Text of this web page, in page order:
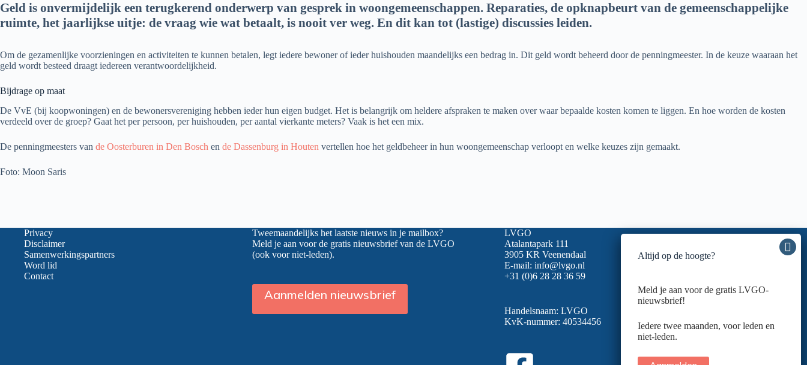
Geld is onvermijdelijk een terugkerend onderwerp van gesprek in woongemeenschappen. Reparaties, de opknapbeurt van de gemeenschappelijke
ruimte, het jaarlijkse uitje: de vraag wie wat betaalt, is nooit ver weg. En dit kan tot (lastige) discussies leiden.
Om de gezamenlijke voorzieningen en activiteiten te kunnen betalen, legt iedere bewoner of ieder huishouden maandelijks een bedrag in. Dit geld wordt beheerd door de penningmeester. In de keuze waaraan het
geld wordt besteed draagt iedereen verantwoordelijkheid.
Bijdrage op maat
De VvE (bij koopwoningen) en de bewonersvereniging hebben ieder hun eigen budget. Het is belangrijk om heldere afspraken te maken over waar bepaalde kosten komen te liggen. En hoe worden de kosten
verdeeld over de groep? Gaat het per persoon, per huishouden, per aantal vierkante meters? Vaak is het een mix.
De penningmeesters van de Oosterburen in Den Bosch en de Dassenburg in Houten vertellen hoe het geldbeheer in hun woongemeenschap verloopt en welke keuzes zijn gemaakt.
Foto: Moon Saris
Privacy
Disclaimer
Samenwerkingspartners
Word lid
Contact
Tweemaandelijks het laatste nieuws in je mailbox?
Meld je aan voor de gratis nieuwsbrief van de LVGO
(ook voor niet-leden).
Aanmelden nieuwsbrief
LVGO
Atalantapark 111
3905 KR Veenendaal
E-mail: info@lvgo.nl
+31 (0)6 28 28 36 59
Handelsnaam: LVGO
KvK-nummer: 40534456
Altijd op de hoogte?
Meld je aan voor de gratis LVGO-
nieuwsbrief!
Iedere twee maanden, voor leden en
niet-leden.